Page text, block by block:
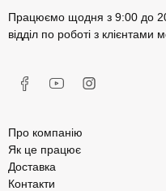
Працюємо щодня з 9:00 до
відділ по роботі з
Про компанію
Як це працює
Доставка
Контакти